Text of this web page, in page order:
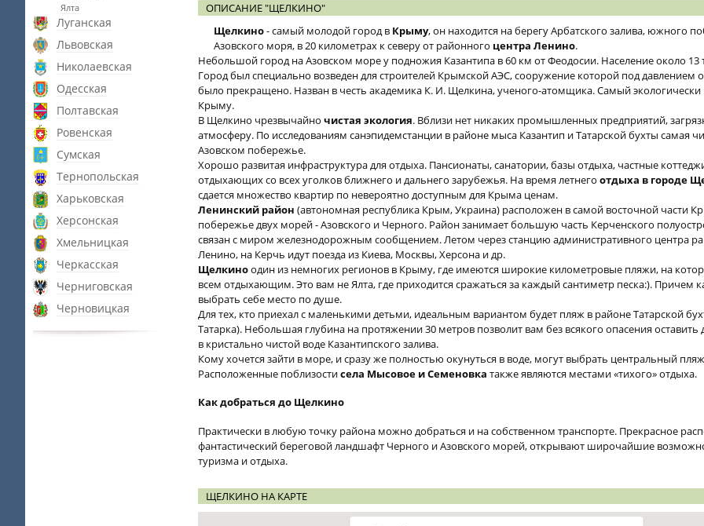
Ялта
Луганская
Львовская
Николаевская
Одесская
Полтавская
Ровенская
Сумская
Тернопольская
Харьковская
Херсонская
Хмельницкая
Черкасская
Черниговская
Черновицкая
ОПИСАНИЕ "ЩЕЛКИНО"
Щелкино- самый молодой город в Крыму, он находится на берегу Арбатского залива, южного
Азовского моря, в 20 километрах к северу от районного центра Ленино.
Небольшой город на Азовском море у подножия Казантипа в 60 км от Феодосии. Население около 13
Город был специально возведен для строителей Крымской АЭС, сооружение которой под давлением
было прекращено. Назван в честь академика К. И. Щелкина, ученого-атомщика. Самый
Крыму.
В Щелкино чрезвычайно чистая экология. Вблизи нет никаких промышленных предприятий,
атмосферу. По исследованиям санэпидемстанции в районе мыса Казантип и Татарской бухты самая
Азовском побережье.
Хорошо развитая инфраструктура для отдыха. Пансионаты, санатории, базы отдыха, частные
отдыхающих со всех уголков ближнего и дальнего зарубежья. На время летнего отдыха в городе
сдается множество квартир по невероятно доступным для Крыма ценам.
Ленинский район (автономная республика Крым, Украина) расположен в самой восточной части
побережье двух морей - Азовского и Черного. Район занимает большую часть Керченского
связан с миром железнодорожным сообщением. Летом через станцию административного центра
Ленино, на Керчь идут поезда из Киева, Москвы, Херсона и др.
Щелкиноодин из немногих регионов в Крыму, где имеются широкие километровые пляжи, на
всем отдыхающим. Это вам не Ялта, где приходится сражаться за каждый сантиметр песка:). Причем
выбрать себе место по душе.
Для тех, кто приехал с маленькими детьми, идеальным вариантом будет пляж в районе Татарской
Татарка). Небольшая глубина на протяжении 30 метров позволит вам без всякого опасения оставить
в кристально чистой воде Казантипского залива.
Кому хочется зайти в море, и сразу же полностью окунуться в воде, могут выбрать центральный
Расположенные поблизостисела Мысовое и Семеновка также являются местами «тихого» отдыха.
Как добраться до Щелкино
Практически в любую точку района можно добраться и на собственном транспорте. Прекрасное
фантастический береговой ландшафт Черного и Азовского морей, открывают широчайшие
туризма и отдыха.
ЩЕЛКИНО НА КАРТЕ